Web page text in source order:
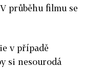
průběhu filmu se
v případě
si nesourodá